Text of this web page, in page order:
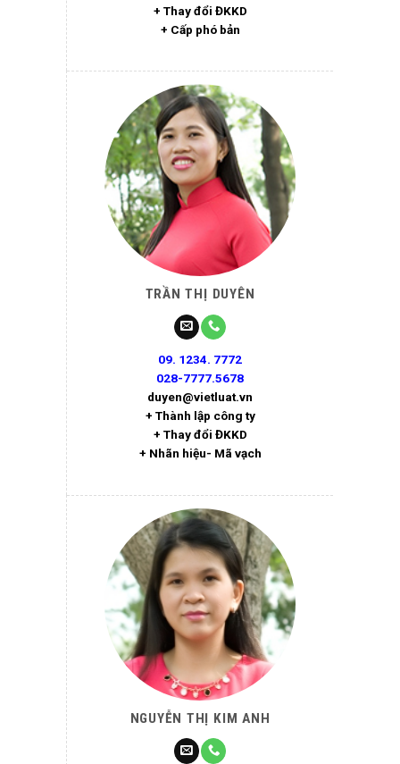
+ Thay đổi ĐKKD
+ Cấp phó bản
TRẦN THỊ DUYÊN
09. 1234. 7772
028-7777.5678
duyen@vietluat.vn
+ Thành lập công ty
+ Thay đổi ĐKKD
+ Nhãn hiệu- Mã vạch
NGUYỄN THỊ KIM ANH